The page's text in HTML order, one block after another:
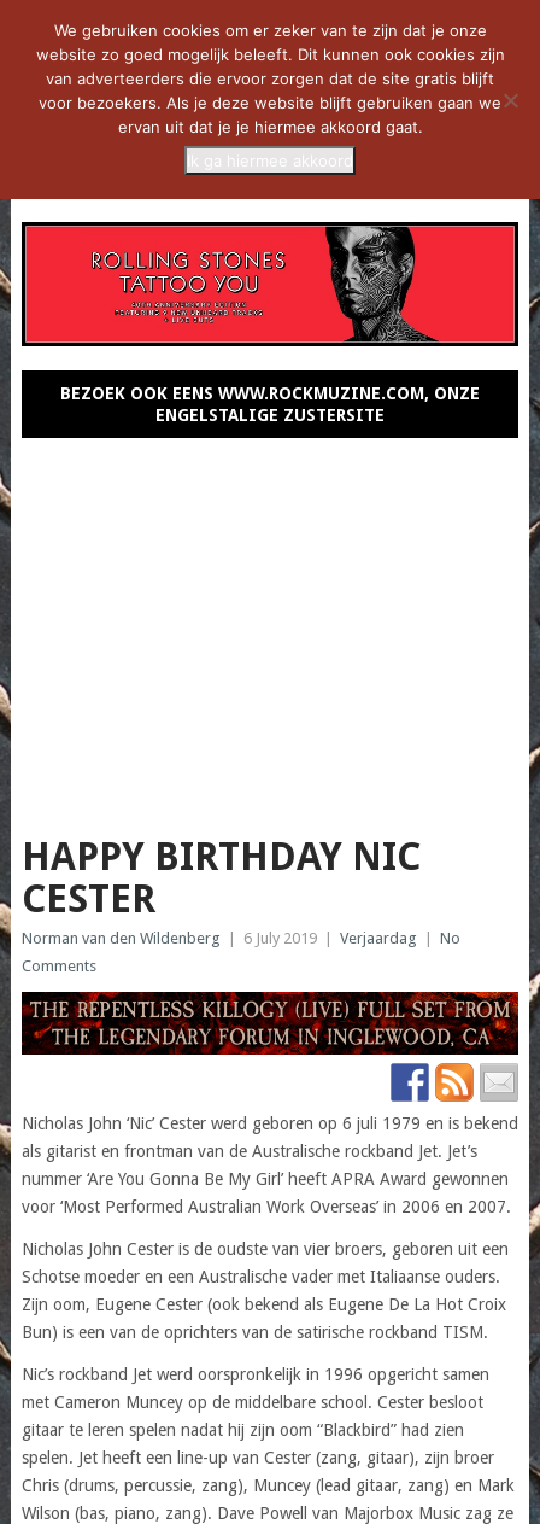
BEZOEK OOK EENS WWW.ROCKMUZINE.COM, ONZE
ENGELSTALIGE ZUSTERSITE
HAPPY BIRTHDAY NIC
CESTER
Norman van den Wildenberg 6 July 2019 Verjaardag
No
Comments
Nicholas John ‘Nic’ Cester werd geboren op 6 juli 1979 en is bekend
als gitarist en frontman van de Australische rockband Jet. Jet’s
nummer ‘Are You Gonna Be My Girl’ heeft APRA Award gewonnen
voor ‘Most Performed Australian Work Overseas’ in 2006 en 2007.
Nicholas John Cester is de oudste van vier broers, geboren uit een
Schotse moeder en een Australische vader met Italiaanse ouders.
Zijn oom, Eugene Cester (ook bekend als Eugene De La Hot Croix
Bun) is een van de oprichters van de satirische rockband TISM.
Nic’s rockband Jet werd oorspronkelijk in 1996 opgericht samen
met Cameron Muncey op de middelbare school. Cester besloot
gitaar te leren spelen nadat hij zijn oom “Blackbird” had zien
spelen. Jet heeft een line-up van Cester (zang, gitaar), zijn broer
Chris (drums, percussie, zang), Muncey (lead gitaar, zang) en Mark
Wilson (bas, piano, zang). Dave Powell van Majorbox Music zag ze
We gebruiken cookies om er zeker van te zijn dat je onze
website zo goed mogelijk beleeft. Dit kunnen ook cookies zijn
van adverteerders die ervoor zorgen dat de site gratis blijft
voor bezoekers. Als je deze website blijft gebruiken gaan we
ervan uit dat je je hiermee akkoord gaat.
Ik ga hiermee akkoord